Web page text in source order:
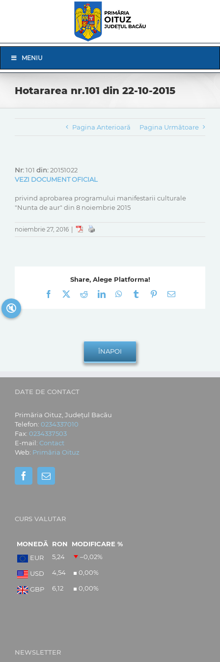
Navigation
MENIU
Hotararea nr.101 din 22-10-2015
Pagina Anterioară Pagina Următoare
Nr:101 din:20151022
VEZI DOCUMENT OFICIAL
privind aprobarea programului manifestarii culturale
"Nunta de aur" din 8 noiembrie 2015
noiembrie 27, 2016
Share, Alege Platforma!
Facebook
RedditLinkedInWhatsApp
Tumblr Pinterest
E-
DATE DE CONTACT
Primăria Oituz, Județul Bacău
Telefon: 0234337010
Fax: 0234337503
E-mail: Contact
Web: Primăria Oituz
CURS VALUTAR
MONEDĂ RON
MODIFICARE %
EUR
5,24 –0,02%
USD 4,54 0,00%
GBP 6,12 0,00%
NEWSLETTER
🔇